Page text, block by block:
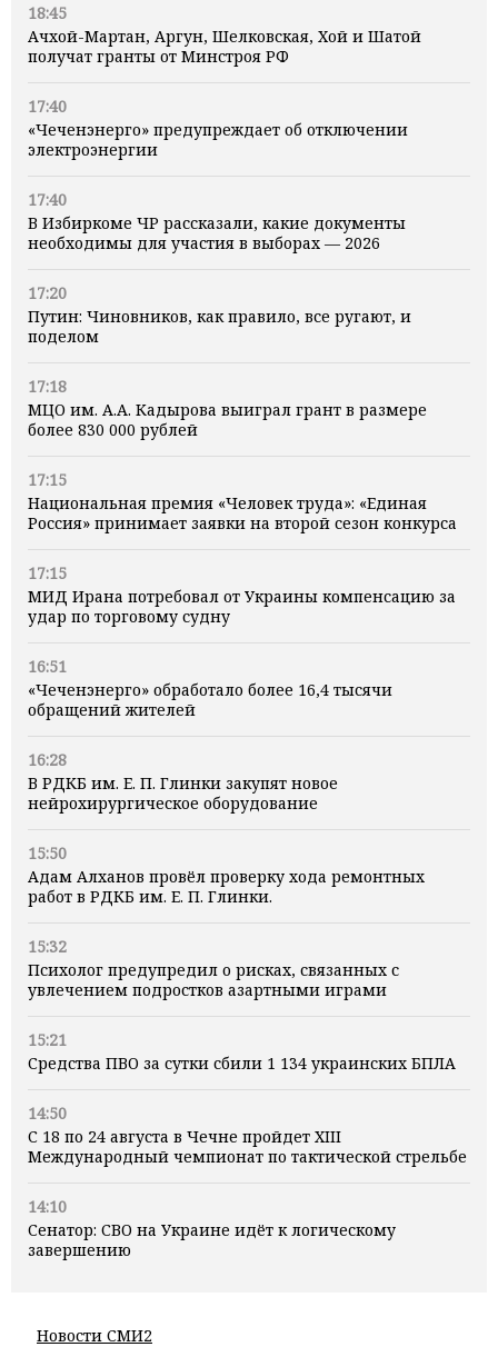
18:45
Ачхой-Мартан, Аргун, Шелковская, Хой и Шатой
получат гранты от Минстроя РФ
17:40
«Чеченэнерго» предупреждает об отключении
электроэнергии
17:40
В Избиркоме ЧР рассказали, какие документы
необходимы для участия в выборах — 2026
17:20
Путин: Чиновников, как правило, все ругают, и
поделом
17:18
МЦО им. А.А. Кадырова выиграл грант в размере
более 830 000 рублей
17:15
Национальная премия «Человек труда»: «Единая
Россия» принимает заявки на второй сезон конкурса
17:15
МИД Ирана потребовал от Украины компенсацию за
удар по торговому судну
16:51
«Чеченэнерго» обработало более 16,4 тысячи
обращений жителей
16:28
В РДКБ им. Е. П. Глинки закупят новое
нейрохирургическое оборудование
15:50
Адам Алханов провёл проверку хода ремонтных
работ в РДКБ им. Е. П. Глинки.
15:32
Психолог предупредил о рисках, связанных с
увлечением подростков азартными играми
15:21
Средства ПВО за сутки сбили 1 134 украинских БПЛА
14:50
С 18 по 24 августа в Чечне пройдет XIII
Международный чемпионат по тактической стрельбе
14:10
Сенатор: СВО на Украине идёт к логическому
завершению
Новости СМИ2